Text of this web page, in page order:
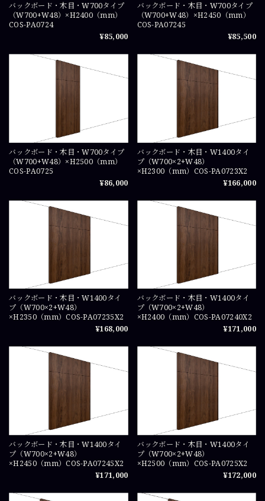
バックボード・木目・W700タイプ
（W700+W48）×H2400（mm）
COS-PA0724
¥85,000
バックボード・木目・W700タイプ
（W700+W48）×H2450（mm）
COS-PA07245
¥85,500
バックボード・木目・W700タイプ
（W700+W48）×H2500（mm）
COS-PA0725
¥86,000
バックボード・木目・W1400タイ
プ（W700×2+W48）
×H2300（mm）COS-PA0723X2
¥166,000
バックボード・木目・W1400タイ
プ（W700×2+W48）
×H2350（mm）COS-PA07235X2
¥168,000
バックボード・木目・W1400タイ
プ（W700×2+W48）
×H2400（mm）COS-PA07240X2
¥171,000
バックボード・木目・W1400タイ
プ（W700×2+W48）
×H2450（mm）COS-PA07245X2
¥171,000
バックボード・木目・W1400タイ
プ（W700×2+W48）
×H2500（mm）COS-PA0725X2
¥172,000